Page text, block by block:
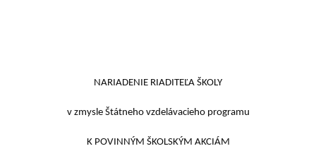
NARIADENIE RIADITEĽA ŠKOLY
v zmysle Štátneho vzdelávacieho programu
K POVINNÝM ŠKOLSKÝM AKCIÁM